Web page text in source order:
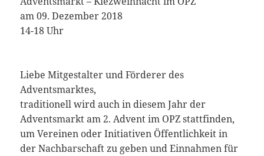
am 09. Dezember 2018
14-18 Uhr
Liebe Mitgestalter und Förderer des
Adventsmarktes,
traditionell wird auch in diesem Jahr der
Adventsmarkt am 2. Advent im OPZ stattfinden,
um Vereinen oder Initiativen Öffentlichkeit in
der Nachbarschaft zu geben und Einnahmen für